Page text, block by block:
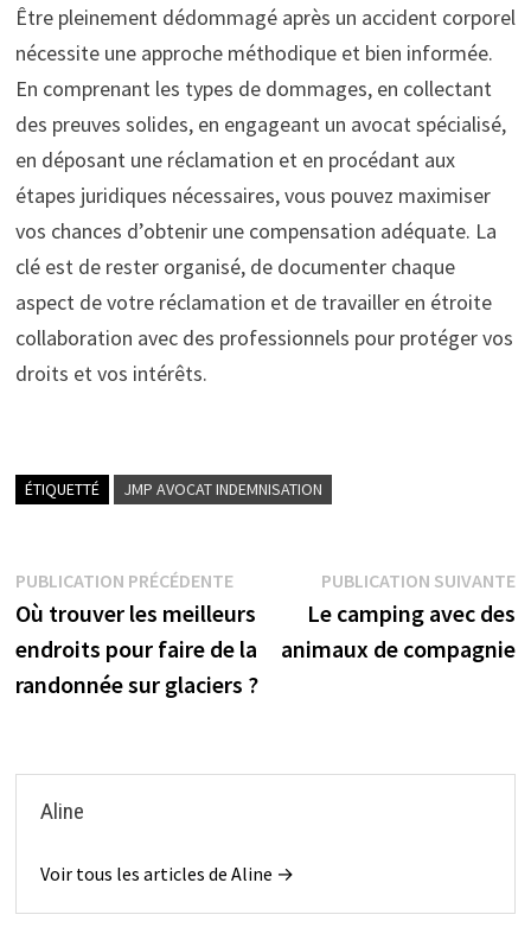
Être pleinement dédommagé après un accident corporel
nécessite une approche méthodique et bien informée.
En comprenant les types de dommages, en collectant
des preuves solides, en engageant un avocat spécialisé,
en déposant une réclamation et en procédant aux
étapes juridiques nécessaires, vous pouvez maximiser
vos chances d’obtenir une compensation adéquate. La
clé est de rester organisé, de documenter chaque
aspect de votre réclamation et de travailler en étroite
collaboration avec des professionnels pour protéger vos
droits et vos intérêts.
ÉTIQUETTÉ JMP AVOCAT INDEMNISATION
Navigation
de
l’article
PUBLICATION PRÉCÉDENTEPublication
précédente :
Où trouver les meilleurs
endroits pour faire de la
randonnée sur glaciers ?
PUBLICATION SUIVANTE
Le camping avec des
animaux de compagnie
Aline
Voir tous les articles de Aline →